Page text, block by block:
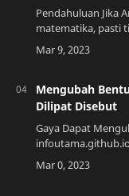
Pendahuluan Jika
matematika, pasti
Persentase adalah
dari keseluruhan
Mengubah
Dilipat Disebut
Gaya Dapat
pernah
benda dengan cara